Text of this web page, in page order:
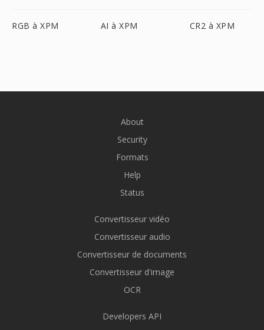
RGB à XPM AI à XPM CR2 à XPM
About
Security
Formats
Help
Status
Convertisseur vidéo
Convertisseur audio
Convertisseur de documents
Convertisseur d'image
OCR
Developers API